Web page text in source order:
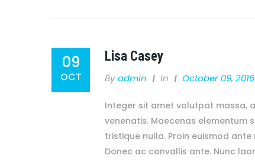
09
OCT
Lisa Casey
By Admin In October 09, 2016
Integer sit amet volutpat massa,
venenatis. Maecenas elementum
tristique nulla. Proin euismod
Donec ac convallis ante. Nunc